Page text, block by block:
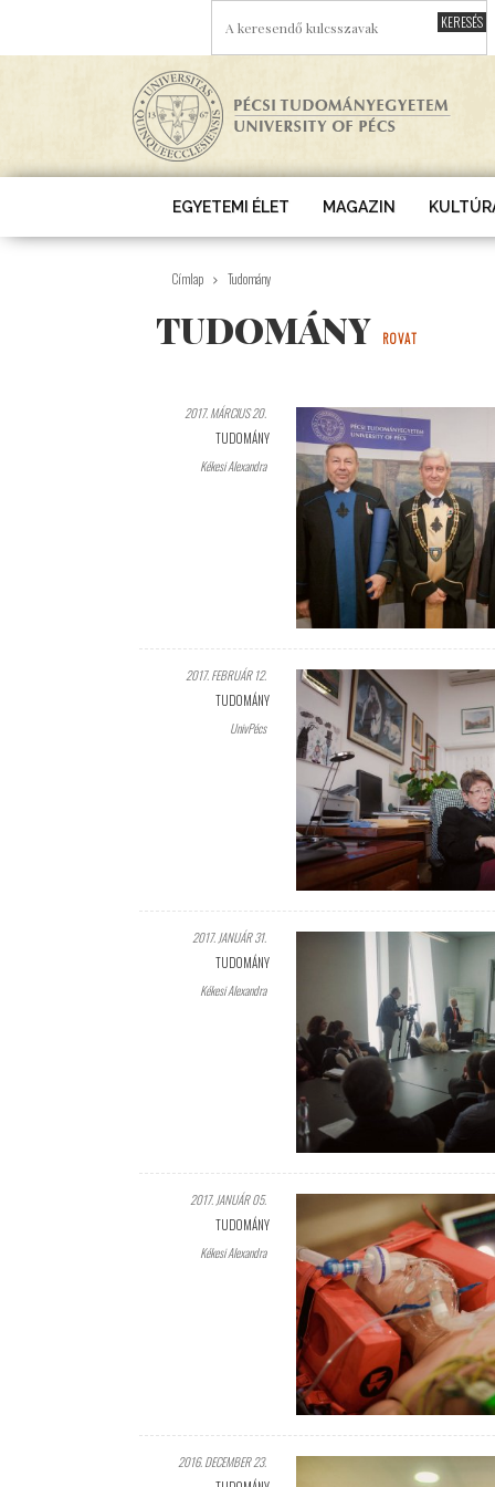
EGYETEMI ÉLET MAGAZIN
Címlap Tudomány
TUDOMÁNY ROVAT
2017. MÁRCIUS 20.
TUDOMÁNY
Kékesi Alexandra
2017. FEBRUÁR 12.
TUDOMÁNY
UnivPécs
2017. JANUÁR 31.
TUDOMÁNY
Kékesi Alexandra
2017. JANUÁR 05.
TUDOMÁNY
Kékesi Alexandra
2016. DECEMBER 23.